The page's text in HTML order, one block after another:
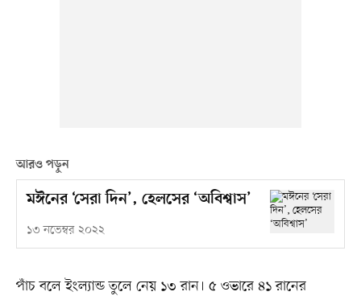
আরও পড়ুন
মঈনের ‘সেরা দিন’, হেলসের ‘অবিশ্বাস’
১৩ নভেম্বর ২০২২
পাঁচ বলে ইংল্যান্ড তুলে নেয় ১৩ রান। ৫ ওভারে ৪১ রানের